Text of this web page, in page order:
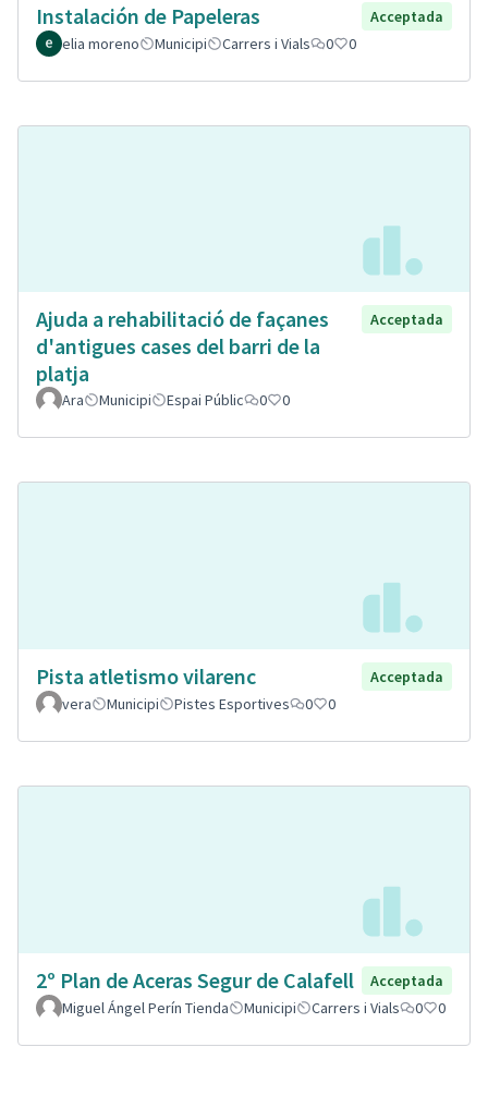
Instalación de Papeleras
Acceptada
elia moreno
Municipi Carrers i Vials 0 0
Ajuda a rehabilitació de façanes
d'antigues cases del barri de la
platja
Acceptada
Ara Municipi Espai Públic 0 0
Pista atletismo vilarenc
Acceptada
vera
Municipi Pistes Esportives 0 0
2º Plan de Aceras Segur de Calafell
Acceptada
Miguel Ángel Perín Tienda
Municipi Carrers i Vials 0 0